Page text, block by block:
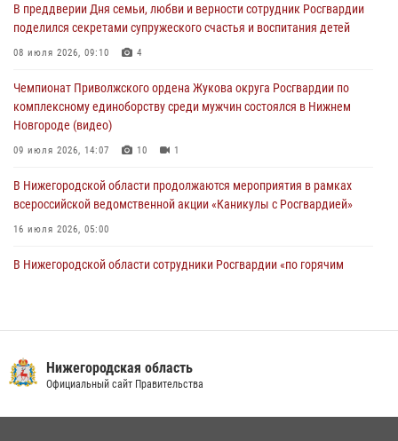
13 июля 2026, 06:45
Росгвардейцы предотвратили серию краж в Нижнем Новгороде
В преддверии Дня семьи, любви и верности сотрудник Росгвардии
поделился секретами супружеского счастья и воспитания детей
08 июля 2026, 09:10 4
Чемпионат Приволжского ордена Жукова округа Росгвардии по
комплексному единоборству среди мужчин состоялся в Нижнем
Новгороде (видео)
09 июля 2026, 14:07 10 1
В Нижегородской области продолжаются мероприятия в рамках
всероссийской ведомственной акции «Каникулы с Росгвардией»
16 июля 2026, 05:00
В Нижегородской области сотрудники Росгвардии «по горячим
Суперкубка России в Нижнем Новгороде
20 июля 2026, 13:55 2
Нижегородская область
Официальный сайт Правительства